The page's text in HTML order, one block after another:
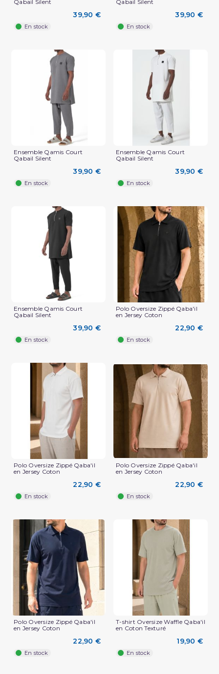
(3 avis)
Qabail Silent
39,90 €
En stock
Qabail Silent
39,90 €
En stock
Ensemble Qamis Court
Qabail Silent
39,90 €
En stock
Ensemble Qamis Court
Qabail Silent
39,90 €
En stock
Ensemble Qamis Court
Qabail Silent
39,90 €
En stock
Polo Oversize Zippé Qaba'il
en Jersey Coton
22,90 €
En stock
Polo Oversize Zippé Qaba'il
en Jersey Coton
22,90 €
En stock
Polo Oversize Zippé Qaba'il
en Jersey Coton
22,90 €
En stock
Polo Oversize Zippé Qaba'il
en Jersey Coton
22,90 €
En stock
T-shirt Oversize Waffle Qaba'il
en Coton Texturé
19,90 €
En stock